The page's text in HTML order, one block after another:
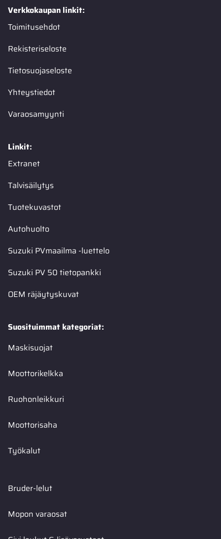
Verkkokaupan linkit:
Toimitusehdot
Rekisteriseloste
Tietosuojaseloste
Yhteystiedot
Varaosamyynti
Linkit:
Extranet
Talvisäilytys
Tuotekuvastot
Autohuolto
Suzuki PVmaailma -luettelo
Suzuki PV 50 tietopankki
OEM räjäytyskuvat
Suosituimmat kategoriat:
Maskisuojat
Moottorikelkka
Ruohonleikkuri
Moottorisaha
Työkalut
Bruder-lelut
Mopon varaosat